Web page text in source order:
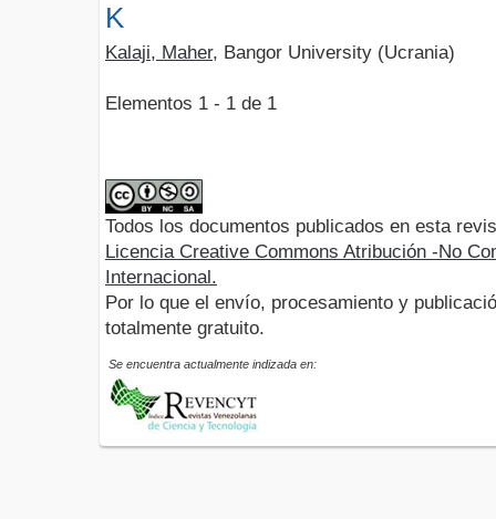
K
Kalaji, Maher, Bangor University (Ucrania)
Elementos 1 - 1 de 1
Todos los documentos publicados en esta
Licencia Creative Commons Atribución -No
Internacional.
Por lo que el envío, procesamiento y
totalmente gratuito.
Se encuentra actualmente indizada en: